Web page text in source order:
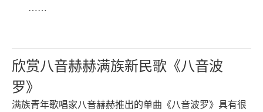
……
欣赏八音赫赫满族新民歌《八音波
罗》
满族青年歌唱家八音赫赫推出的单曲《八音波罗》具有很